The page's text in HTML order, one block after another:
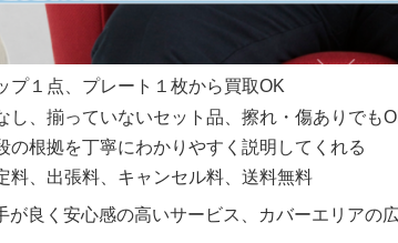
プ１点、プレート１枚から買取OK
し、揃っていないセット品、擦れ・傷ありでも
の根拠を丁寧にわかりやすく説明してくれる
料、出張料、キャンセル料、送料無料
が良く安心感の高いサービス、カバーエリアの